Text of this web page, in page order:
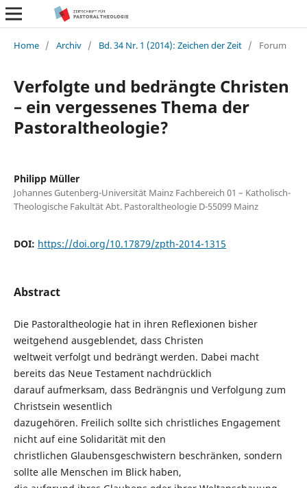
Home / Archiv / Bd. 34 Nr. 1 (2014): Zeichen der Zeit / Forum
Verfolgte und bedrängte Christen
– ein vergessenes Thema der
Pastoraltheologie?
Philipp Müller
Johannes Gutenberg-Universität Mainz Fachbereich 01 – Katholisch-
Theologische Fakultät Abt. Pastoraltheologie D-55099 Mainz
DOI: https://doi.org/10.17879/zpth-2014-1315
Abstract
Die Pastoraltheologie hat in ihren Reflexionen bisher
weitgehend ausgeblendet, dass Christen
weltweit verfolgt und bedrängt werden. Dabei macht
bereits das Neue Testament nachdrücklich
darauf aufmerksam, dass Bedrängnis und Verfolgung zum
Christsein wesentlich
dazugehören. Freilich sollte sich christliches Engagement
nicht auf eine Solidarität mit den
christlichen Glaubensgeschwistern beschränken, sondern
sollte alle Menschen im Blick haben,